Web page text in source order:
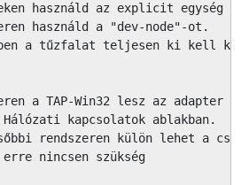
használd az explicit egység
használd a "dev-node"-ot.
a tűzfalat teljesen ki kell
a TAP-Win32 lesz az adapter
kapcsolatok ablakban.
rendszeren külön lehet a
erre nincsen szükség